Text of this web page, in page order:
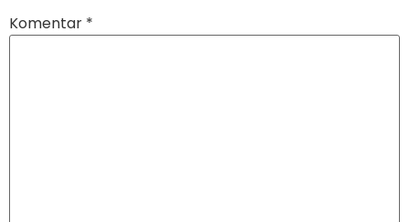
Komentar *